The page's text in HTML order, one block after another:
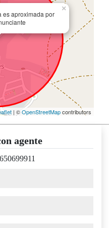
es aproximada por
×
| ©OpenStreetMapcontributors
agente
650699911